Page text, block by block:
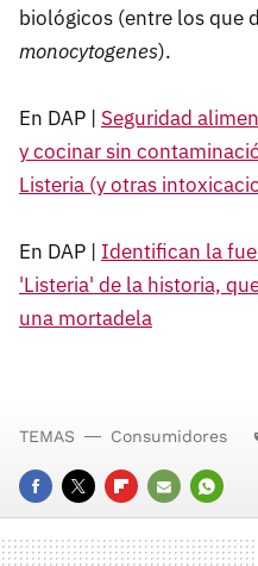
biológicos (entre los que
monocytogenes).
En DAP | Seguridad
y cocinar sin
Listeria (y otras
En DAP | Identifican la
'Listeria' de la historia,
una mortadela
FACEBOOK
TWITTERFLIPBOARD
E-
MAIL
TEMAS Consumidores